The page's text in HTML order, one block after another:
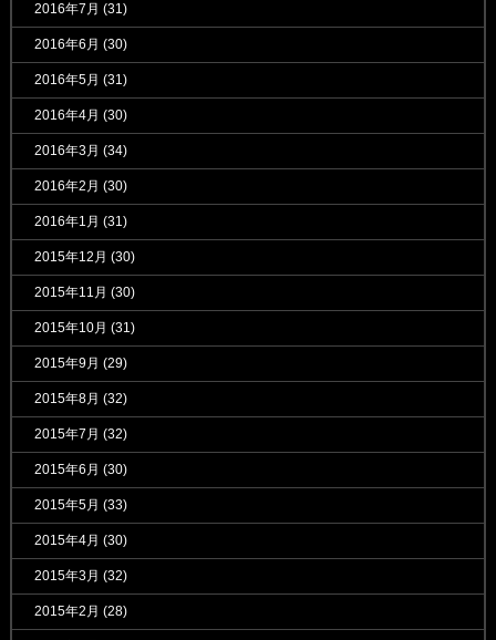
2016年7月 (31)
2016年6月 (30)
2016年5月 (31)
2016年4月 (30)
2016年3月 (34)
2016年2月 (30)
2016年1月 (31)
2015年12月 (30)
2015年11月 (30)
2015年10月 (31)
2015年9月 (29)
2015年8月 (32)
2015年7月 (32)
2015年6月 (30)
2015年5月 (33)
2015年4月 (30)
2015年3月 (32)
2015年2月 (28)